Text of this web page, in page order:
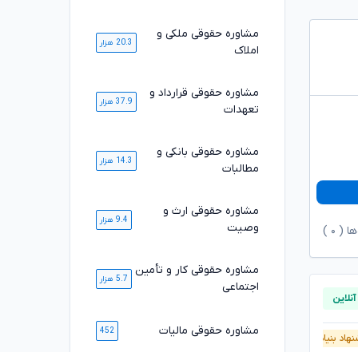
( ۰
بنیاد وکلا پیشنهاد بنیاد وکلا
مشاوره حقوقی ملکی و
املاک
20.3 هزار
مشاوره حقوقی قرارداد و
تعهدات
37.9 هزار
مشاوره حقوقی بانکی و
مطالبات
14.3 هزار
مشاوره حقوقی ارث و
وصیت
9.4 هزار
مشاوره حقوقی کار و تأمین
اجتماعی
5.7 هزار
مشاوره حقوقی مالیات 452